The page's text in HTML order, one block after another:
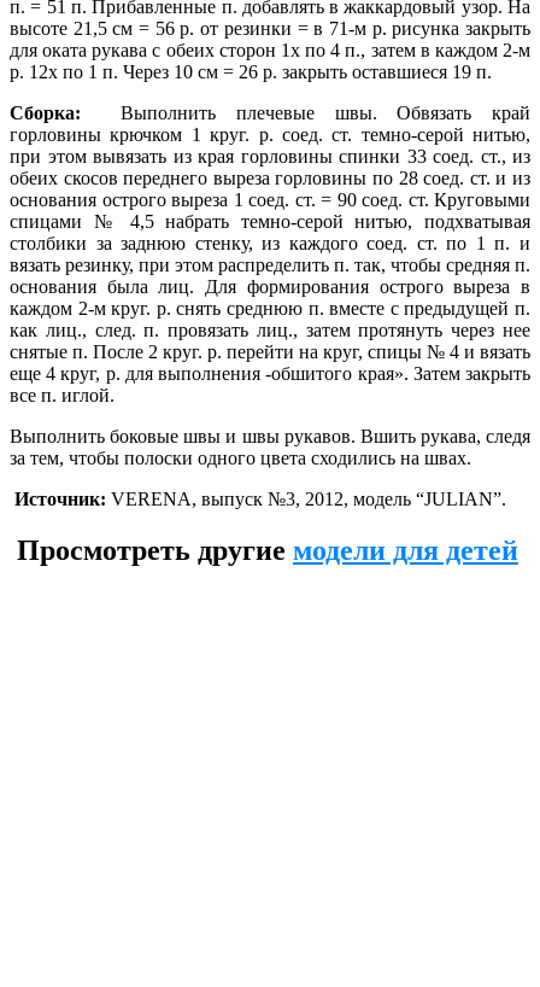
п. = 51 п. Прибавленные п. добавлять в жаккардовый узор. На
высоте 21,5 см = 56 р. от резинки = в 71-м р. рисунка закрыть
для оката рукава с обеих сторон 1х по 4 п., затем в каждом 2-м
р. 12х по 1 п. Через 10 см = 26 р. закрыть оставшиеся 19 п.
Сборка: Выполнить плечевые швы. Обвязать край
горловины крючком 1 круг. р. соед. ст. темно-серой нитью,
при этом вывязать из края горловины спинки 33 соед. ст., из
обеих скосов переднего выреза горловины по 28 соед. ст. и из
основания острого выреза 1 соед. ст. = 90 соед. ст. Круговыми
спицами № 4,5 набрать темно-серой нитью, подхватывая
столбики за заднюю стенку, из каждого соед. ст. по 1 п. и
вязать резинку, при этом распределить п. так, чтобы средняя п.
основания была лиц. Для формирования острого выреза в
каждом 2-м круг. р. снять среднюю п. вместе с предыдущей п.
как лиц., след. п. провязать лиц., затем протянуть через нее
снятые п. После 2 круг. р. перейти на круг, спицы № 4 и вязать
еще 4 круг, р. для выполнения -обшитого края». Затем закрыть
все п. иглой.
Выполнить боковые швы и швы рука­вов. Вшить рукава, следя
за тем, что­бы полоски одного цвета сходились на швах.
Источник: VERENA, выпуск №3, 2012, модель “JULIAN”.
Просмотреть другие модели для детей